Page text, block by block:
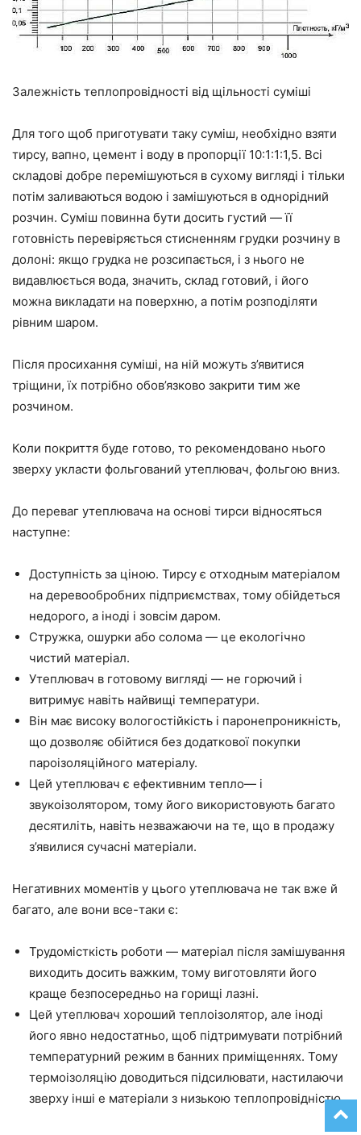
Залежність теплопровідності від щільності суміші
Для того щоб приготувати таку суміш, необхідно взяти
тирсу, вапно, цемент і воду в пропорції 10:1:1:1,5. Всі
складові добре перемішуються в сухому вигляді і тільки
потім заливаються водою і замішуються в однорідний
розчин. Суміш повинна бути досить густий — її
готовність перевіряється стисненням грудки розчину в
долоні: якщо грудка не розсипається, і з нього не
видавлюється вода, значить, склад готовий, і його
можна викладати на поверхню, а потім розподіляти
рівним шаром.
Після просихання суміші, на ній можуть з’явитися
тріщини, їх потрібно обов’язково закрити тим же
розчином.
Коли покриття буде готово, то рекомендовано нього
зверху укласти фольгований утеплювач, фольгою вниз.
До переваг утеплювача на основі тирси відносяться
наступне:
Доступність за ціною. Тирсу є отходным матеріалом
на деревообробних підприємствах, тому обійдеться
недорого, а іноді і зовсім даром.
Стружка, ошурки або солома — це екологічно
чистий матеріал.
Утеплювач в готовому вигляді — не горючий і
витримує навіть найвищі температури.
Він має високу вологостійкість і паронепроникність,
що дозволяє обійтися без додаткової покупки
пароізоляційного матеріалу.
Цей утеплювач є ефективним тепло— і
звукоізолятором, тому його використовують багато
десятиліть, навіть незважаючи на те, що в продажу
з’явилися сучасні матеріали.
Негативних моментів у цього утеплювача не так вже й
багато, але вони все-таки є:
Трудомісткість роботи — матеріал після замішування
виходить досить важким, тому виготовляти його
краще безпосередньо на горищі лазні.
Цей утеплювач хороший теплоізолятор, але іноді
його явно недостатньо, щоб підтримувати потрібний
температурний режим в банних приміщеннях. Тому
термоізоляцію доводиться підсилювати, настилаючи
зверху інші е матеріали з низькою теплопровідністю.